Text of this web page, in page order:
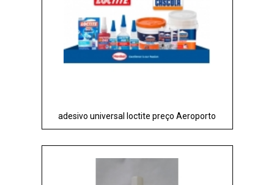
adesivo universal loctite preço Aeroporto